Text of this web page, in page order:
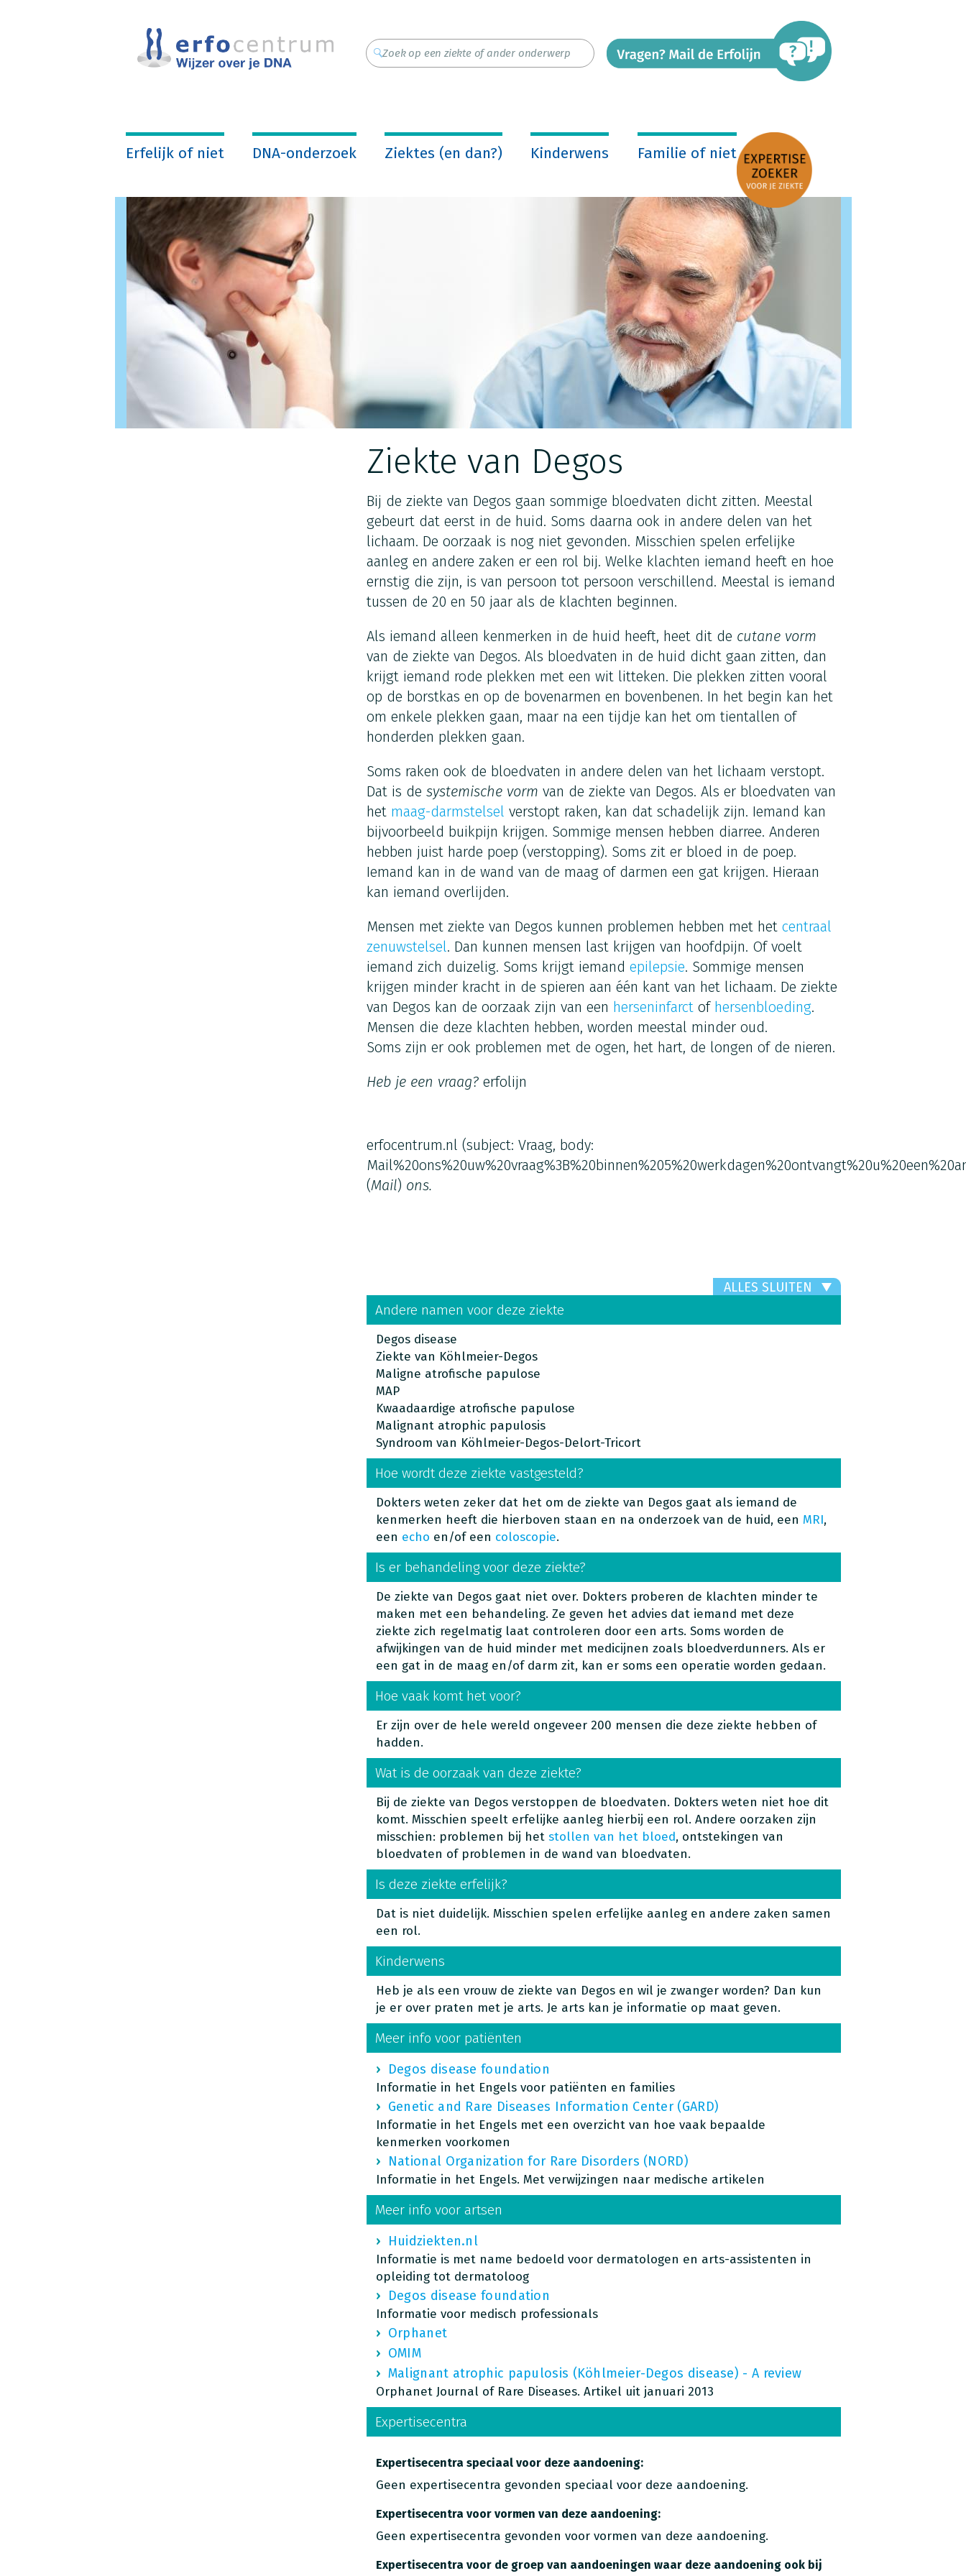
Erfelijk of niet DNA-onderzoek Ziektes (en dan?) Kinderwens Familie of niet
Ziekte van Degos
Bij de ziekte van Degos gaan sommige bloedvaten dicht zitten. Meestal
gebeurt dat eerst in de huid. Soms daarna ook in andere delen van het
lichaam. De oorzaak is nog niet gevonden. Misschien spelen erfelijke
aanleg en andere zaken er een rol bij. Welke klachten iemand heeft en hoe
ernstig die zijn, is van persoon tot persoon verschillend. Meestal is iemand
tussen de 20 en 50 jaar als de klachten beginnen.
Als iemand alleen kenmerken in de huid heeft, heet dit de cutane vorm
van de ziekte van Degos. Als bloedvaten in de huid dicht gaan zitten, dan
krijgt iemand rode plekken met een wit litteken. Die plekken zitten vooral
op de borstkas en op de bovenarmen en bovenbenen. In het begin kan het
om enkele plekken gaan, maar na een tijdje kan het om tientallen of
honderden plekken gaan.
Soms raken ook de bloedvaten in andere delen van het lichaam verstopt.
Dat is de systemische vorm van de ziekte van Degos. Als er bloedvaten van
het maag-darmstelsel verstopt raken, kan dat schadelijk zijn. Iemand kan
bijvoorbeeld buikpijn krijgen. Sommige mensen hebben diarree. Anderen
hebben juist harde poep (verstopping). Soms zit er bloed in de poep.
Iemand kan in de wand van de maag of darmen een gat krijgen. Hieraan
kan iemand overlijden.
Mensen met ziekte van Degos kunnen problemen hebben met het centraal
zenuwstelsel. Dan kunnen mensen last krijgen van hoofdpijn. Of voelt
iemand zich duizelig. Soms krijgt iemand epilepsie. Sommige mensen
krijgen minder kracht in de spieren aan één kant van het lichaam. De ziekte
van Degos kan de oorzaak zijn van een herseninfarctof hersenbloeding.
Mensen die deze klachten hebben, worden meestal minder oud.
Soms zijn er ook problemen met de ogen, het hart, de longen of de nieren.
Heb je een vraag? erfolijn
erfocentrum.nl (subject: Vraag, body:
(Mail) ons.
ALLES SLUITEN
Andere namen voor deze ziekte
Degos disease
Ziekte van Köhlmeier-Degos
Maligne atrofische papulose
MAP
Kwaadaardige atrofische papulose
Malignant atrophic papulosis
Syndroom van Köhlmeier-Degos-Delort-Tricort
Hoe wordt deze ziekte vastgesteld?
Dokters weten zeker dat het om de ziekte van Degos gaat als iemand de
kenmerken heeft die hierboven staan en na onderzoek van de huid, een MRI,
een echo en/of een coloscopie.
Is er behandeling voor deze ziekte?
De ziekte van Degos gaat niet over. Dokters proberen de klachten minder te
maken met een behandeling. Ze geven het advies dat iemand met deze
ziekte zich regelmatig laat controleren door een arts. Soms worden de
afwijkingen van de huid minder met medicijnen zoals bloedverdunners. Als er
een gat in de maag en/of darm zit, kan er soms een operatie worden gedaan.
Hoe vaak komt het voor?
Er zijn over de hele wereld ongeveer 200 mensen die deze ziekte hebben of
hadden.
Wat is de oorzaak van deze ziekte?
Bij de ziekte van Degos verstoppen de bloedvaten. Dokters weten niet hoe dit
komt. Misschien speelt erfelijke aanleg hierbij een rol. Andere oorzaken zijn
misschien: problemen bij het stollen van het bloed, ontstekingen van
bloedvaten of problemen in de wand van bloedvaten.
Is deze ziekte erfelijk?
Dat is niet duidelijk. Misschien spelen erfelijke aanleg en andere zaken samen
een rol.
Kinderwens
Heb je als een vrouw de ziekte van Degos en wil je zwanger worden? Dan kun
je er over praten met je arts. Je arts kan je informatie op maat geven.
Meer info voor patiënten
Degos disease foundation
Informatie in het Engels voor patiënten en families
Genetic and Rare Diseases Information Center (GARD)
Informatie in het Engels met een overzicht van hoe vaak bepaalde
kenmerken voorkomen
National Organization for Rare Disorders (NORD)
Informatie in het Engels. Met verwijzingen naar medische artikelen
Meer info voor artsen
Huidziekten.nl
Informatie is met name bedoeld voor dermatologen en arts-assistenten in
opleiding tot dermatoloog
Degos disease foundation
Informatie voor medisch professionals
Orphanet
OMIM
Malignant atrophic papulosis (Köhlmeier-Degos disease) - A review
Orphanet Journal of Rare Diseases. Artikel uit januari 2013
Expertisecentra
Expertisecentra speciaal voor deze aandoening:
Geen expertisecentra gevonden speciaal voor deze aandoening.
Expertisecentra voor vormen van deze aandoening:
Geen expertisecentra gevonden voor vormen van deze aandoening.
Expertisecentra voor de groep van aandoeningen waar deze aandoening ook bij